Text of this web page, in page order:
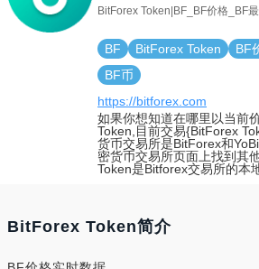
BitForex Token|BF_BF价格_BF
BF BitForex Token BF
BF币
https://bitforex.com
如果你想知道在哪里以当前
Token,目前交易{BitForex
货币交易所是BitForex和
密货币交易所页面上找到其
Token是Bitforex交易所的本
BitForex Token简介